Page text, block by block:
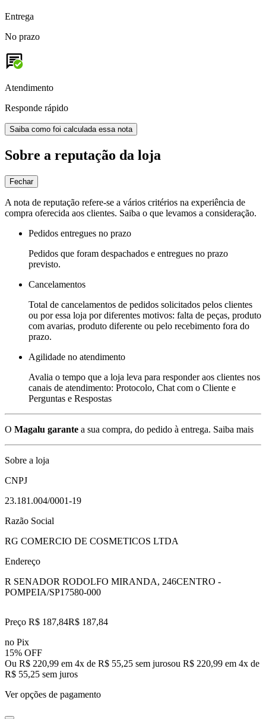
Entrega
No prazo
Atendimento
Responde rápido
Saiba como foi calculada essa nota
Sobre a reputação da loja
Fechar
A nota de reputação refere-se a vários critérios na experiência de
compra oferecida aos clientes. Saiba o que levamos a consideração.
Pedidos entregues no prazo
Pedidos que foram despachados e entregues no prazo
previsto.
Cancelamentos
Total de cancelamentos de pedidos solicitados pelos clientes
ou por essa loja por diferentes motivos: falta de peças, produto
com avarias, produto diferente ou pelo recebimento fora do
prazo.
Agilidade no atendimento
Avalia o tempo que a loja leva para responder aos clientes nos
canais de atendimento: Protocolo, Chat com o Cliente e
Perguntas e Respostas
O Magalu garante a sua compra, do pedido à entrega. Saiba mais
Sobre a loja
CNPJ
23.181.004/0001-19
Razão Social
RG COMERCIO DE COSMETICOS LTDA
Endereço
R SENADOR RODOLFO MIRANDA, 246CENTRO -
POMPEIA/SP17580-000
Preço R$ 187,84R$ 187,84
no Pix
15% OFF
Ou R$ 220,99 em 4x de R$ 55,25 sem jurosou R$ 220,99 em 4x de
R$ 55,25 sem juros
Ver opções de pagamento